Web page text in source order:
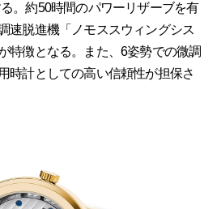
。約50時間のパワーリザーブを有
速脱進機「ノモススウィングシス
特徴となる。また、6姿勢での微調
時計としての高い信頼性が担保さ